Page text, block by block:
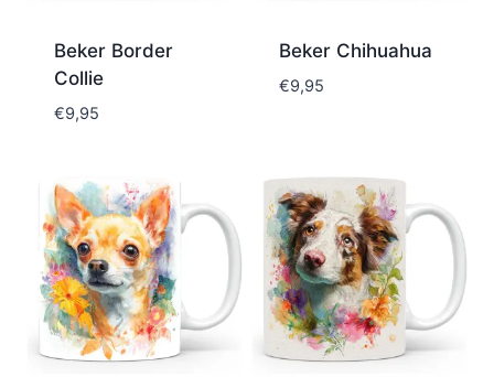
Beker Border
Collie
€9,95
Beker Chihuahua
€9,95